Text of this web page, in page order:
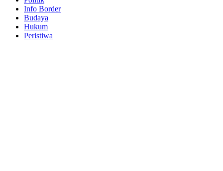
Info Border
Budaya
Hukum
Peristiwa